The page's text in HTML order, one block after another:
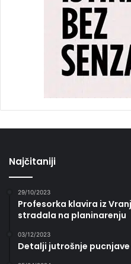
Najčitaniji
29/10/2023
Profesorka klavira iz
stradala na planinarenju
03/12/2023
Detalji jutrošnje pucnjave